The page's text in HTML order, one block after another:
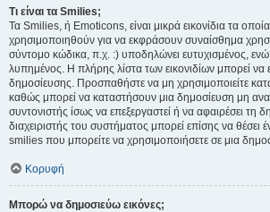
Τι είναι τα Smilies;
Τα Smilies, ή Emoticons, είναι μικρά εικονίδια τα
χρησιμοποιηθούν για να εκφράσουν συναίσθημα
σύντομο κώδικα, π.χ. :) υποδηλώνει ευτυχισμένος,
λυπημένος. Η πλήρης λίστα των εικονιδίων μπορεί να
δημοσίευσης. Προσπαθήστε να μη χρησιμοποιείτε
καθώς μπορεί να καταστήσουν μια δημοσίευση μη
συντονιστής ίσως να επεξεργαστεί ή να αφαιρέσει τη
διαχειριστής του συστήματος μπορεί επίσης να θέσει
smilies που μπορείτε να χρησιμοποιήσετε σε μια
Κορυφή
Μπορώ να δημοσιεύω εικόνες;